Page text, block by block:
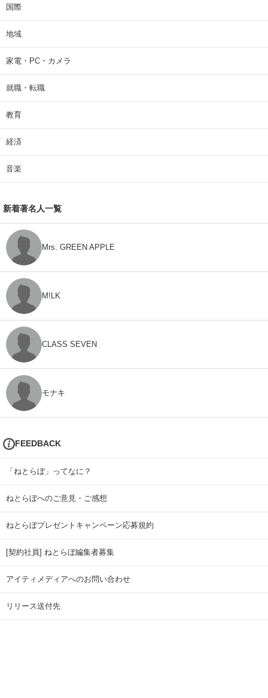
国際
地域
家電・PC・カメラ
就職・転職
教育
経済
音楽
新着著名人一覧
Mrs. GREEN APPLE
M!LK
CLASS SEVEN
モナキ
FEEDBACK
「ねとらぼ」ってなに？
ねとらぼへのご意見・ご感想
ねとらぼプレゼントキャンペーン応募規約
[契約社員] ねとらぼ編集者募集
アイティメディアへのお問い合わせ
リリース送付先